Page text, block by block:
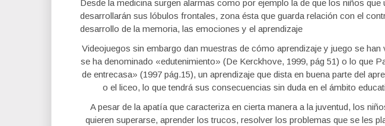
Desde la medicina surgen alarmas como por ejemplo la de que los niños que
desarrollarán sus lóbulos frontales, zona ésta que guarda relación con el
desarrollo de la memoria, las emociones y el aprendizaje
Videojuegos sin embargo dan muestras de cómo aprendizaje y juego se han
se ha denominado «edutenimiento» (De Kerckhove, 1999, pág 51) o lo que
de entrecasa» (1997 pág.15), un aprendizaje que dista en buena parte del
o el liceo, lo que tendrá sus consecuencias sin duda en el ámbito
A pesar de la apatía que caracteriza en cierta manera a la juventud, los
quieren superarse, aprender los trucos, resolver los problemas que se les